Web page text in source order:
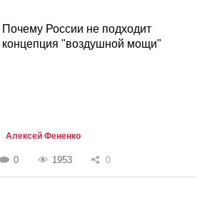
Почему России не подходит
концепция "воздушной мощи"
Алексей Фененко
0 1953 0